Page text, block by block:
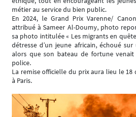
métier au service du bien public.
En 2024, le Grand Prix Varenne/
attribué à Sameer Al-Doumy, photo
sa photo intitulée « Les migrants en
détresse d’un jeune africain, échoué
alors que son bateau de fortune venait
police.
La remise officielle du prix aura lieu le 18
à Paris.